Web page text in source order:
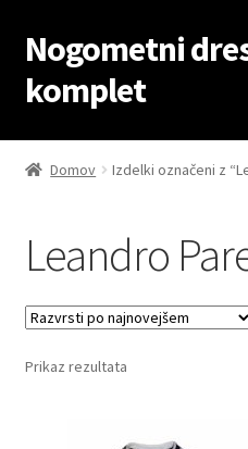
Skip
to
navigation
Skip
to
content
Nogometni
komplet
Domov
Kontaktiraj nas
Košarica
Moj račun
Domov Izdelki označeni z
Leandro
Prikaz rezultata